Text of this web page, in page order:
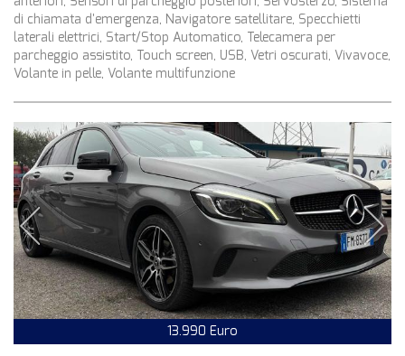
di chiamata d'emergenza, Navigatore satellitare, Specchietti
laterali elettrici, Start/Stop Automatico, Telecamera per
parcheggio assistito, Touch screen, USB, Vetri oscurati, Vivavoce,
Volante in pelle, Volante multifunzione
13.990 Euro